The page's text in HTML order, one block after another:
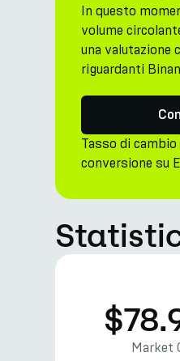
In questo
volume
una valutazione
riguardanti
Tasso di cambio
conversione su
Market